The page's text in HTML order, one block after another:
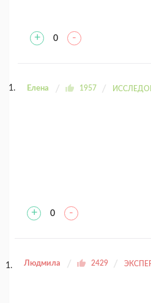
+ 0 -
Елена 1957
+ 0 -
Людмила 2429